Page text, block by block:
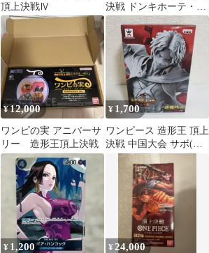
頂上決戦Ⅳ
決戦 ドンキホーテ・ド
フラミンゴ フィギュア
¥12,000
ワンピの実 アニバーサ
リー 造形王頂上決戦
¥ 1,700
ワンピース 造形王 頂上
決戦 中国大会 サボ(原
型カラー)
¥ 1,200 ¥ 24,000